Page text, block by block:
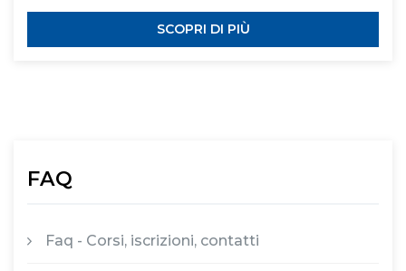
SCOPRI DI PIÙ
FAQ
Faq - Corsi, iscrizioni, contatti